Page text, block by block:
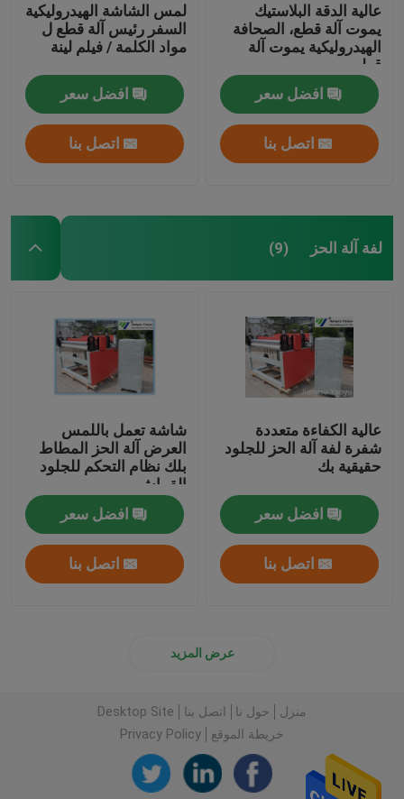
عالية الدقة البلاستيك
يموت آلة قطع، الصحافة
الهيدروليكية يموت آلة
قطع
افضل سعر
اتصل بنا
لمس الشاشة الهيدروليكية
السفر رئيس آلة قطع ل
مواد الكلمة / فيلم لينة
افضل سعر
اتصل بنا
لفة آلة الحز (9)
عالية الكفاءة متعددة
شفرة لفة آلة الحز للجلود
حقيقية بك
افضل سعر
اتصل بنا
شاشة تعمل باللمس
العرض آلة الحز المطاط
بلك نظام التحكم للجلود
القماش
افضل سعر
اتصل بنا
عرض المزيد
منزل حول نا اتصل بنا
Desktop Site
خريطة الموقع
Privacy Policy